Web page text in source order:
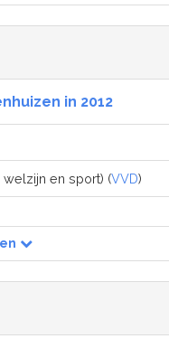
in 2012
en sport) (VVD)